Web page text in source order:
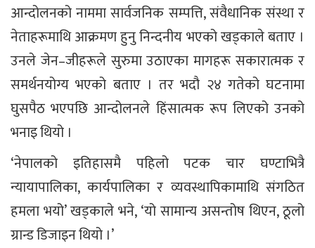
आन्दोलनको नाममा सार्वजनिक सम्पत्ति, संवैधानिक संस्था र
नेताहरूमाथि आक्रमण हुनु निन्दनीय भएको खड्काले बताए ।
उनले जेन–जीहरूले सुरुमा उठाएका मागहरू सकारात्मक र
समर्थनयोग्य भएको बताए । तर भदौ २४ गतेको घटनामा
घुसपैठ भएपछि आन्दोलनले हिंसात्मक रूप लिएको उनको
भनाइ थियो ।
‘नेपालको इतिहासमै पहिलो पटक चार घण्टाभित्रै
न्यायापालिका, कार्यपालिका र व्यवस्थापिकामाथि संगठित
हमला भयो’ खड्काले भने, ‘यो सामान्य असन्तोष थिएन, ठूलो
ग्रान्ड डिजाइन थियो ।’